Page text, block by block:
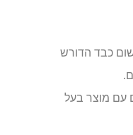
כבד הדורש
עם מוצר בעל